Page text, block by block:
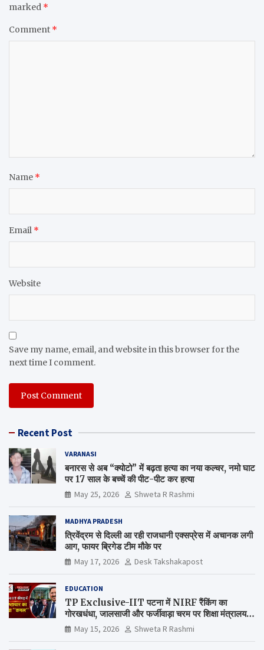
marked *
Comment *
Name *
Email *
Website
Save my name, email, and website in this browser for the
next time I comment.
Recent Post
VARANASI
बनारस से अब “क्योटो” में बढ़ता हत्या का नया कल्चर, नमो घाट
पर 17 साल के बच्चें की पीट-पीट कर हत्या
May 25, 2026 Shweta R Rashmi
MADHYA PRADESH
त्रिवेंद्रम से दिल्ली आ रही राजधानी एक्सप्रेस में अचानक लगी
आग, फायर ब्रिगेड टीम मौके पर
May 17, 2026 Desk Takshakapost
EDUCATION
TP Exclusive-IIT पटना में NIRF रैंकिंग का
गोरखधंधा, जालसाजी और फर्जीवाड़ा चरम पर शिक्षा मंत्रालय
कब जागेगा ?
May 15, 2026 Shweta R Rashmi